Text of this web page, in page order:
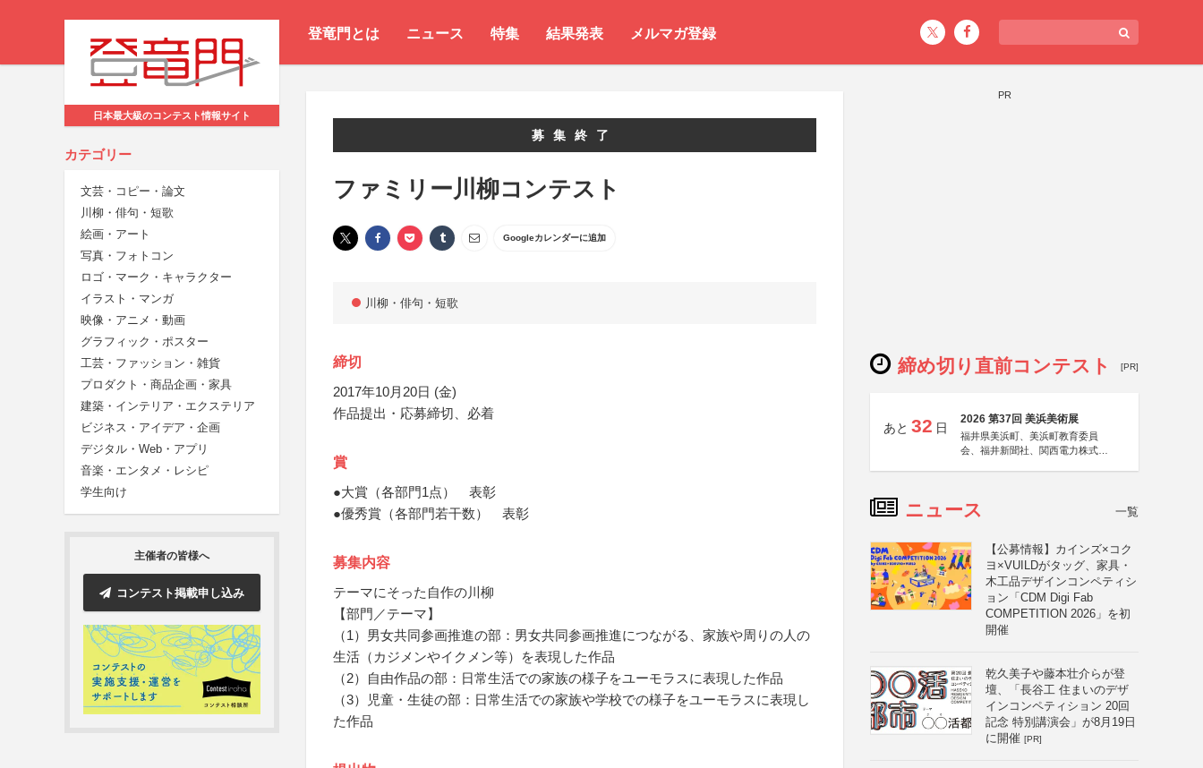
登竜門とは ニュース 特集 結果発表 メルマガ登録
日本最大級のコンテスト情報サイト
カテゴリー
文芸・コピー・論文
川柳・俳句・短歌
絵画・アート
写真・フォトコン
ロゴ・マーク・キャラクター
イラスト・マンガ
映像・アニメ・動画
グラフィック・ポスター
工芸・ファッション・雑貨
プロダクト・商品企画・家具
建築・インテリア・エクステリア
ビジネス・アイデア・企画
デジタル・Web・アプリ
音楽・エンタメ・レシピ
学生向け
主催者の皆様へ
コンテスト掲載申し込み
募集終了
ファミリー川柳コンテスト
Googleカレンダーに追加
川柳・俳句・短歌
締切
2017年10月20日 (金)
作品提出・応募締切、必着
賞
●大賞（各部門1点） 表彰
●優秀賞（各部門若干数） 表彰
募集内容
テーマにそった自作の川柳
【部門／テーマ】
（1）男女共同参画推進の部：男女共同参画推進につながる、家族や周りの人の
生活（カジメンやイクメン等）を表現した作品
（2）自由作品の部：日常生活での家族の様子をユーモラスに表現した作品
（3）児童・生徒の部：日常生活での家族や学校での様子をユーモラスに表現し
た作品
PR
締め切り直前コンテスト [PR]
あと 32 日
2026 第37回 美浜美術展
福井県美浜町、美浜町教育委員
会、福井新聞社、関西電力株式会
ニュース 一覧
【公募情報】カインズ×コク
ヨ×VUILDがタッグ、家具・
木工品デザインコンペティシ
ョン「CDM Digi Fab
COMPETITION 2026」を初
開催
乾久美子や藤本壮介らが登
壇、「長谷工 住まいのデザ
インコンペティション 20回
記念 特別講演会」が8月19日
に開催 [PR]